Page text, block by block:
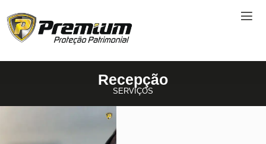
Recepção
SERVIÇOS